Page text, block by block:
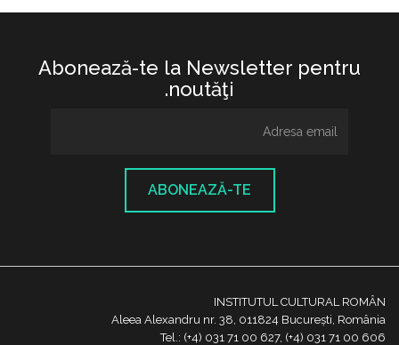
Abonează-te la Newsletter pentru
noutăţi.
ABONEAZĂ-TE
INSTITUTUL CULTURAL ROMÂN
Aleea Alexandru nr. 38, 011824 București, România
Tel.: (+4) 031 71 00 627, (+4) 031 71 00 606